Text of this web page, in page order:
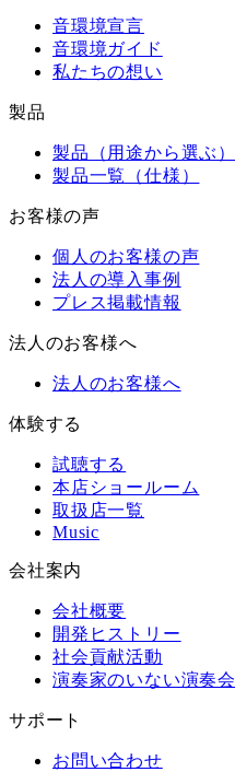
音環境宣言
音環境ガイド
私たちの想い
製品
製品（用途から選ぶ）
製品一覧（仕様）
お客様の声
個人のお客様の声
法人の導入事例
プレス掲載情報
法人のお客様へ
法人のお客様へ
体験する
試聴する
本店ショールーム
取扱店一覧
Music
会社案内
会社概要
開発ヒストリー
社会貢献活動
演奏家のいない演奏会
サポート
お問い合わせ